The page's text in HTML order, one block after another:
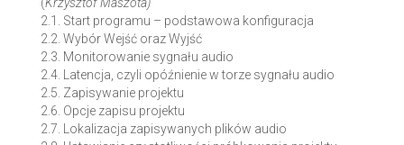
2.1. Start programu – podstawowa konfiguracja
2.2. Wybór Wejść oraz Wyjść
2.3. Monitorowanie sygnału audio
2.4. Latencja, czyli opóźnienie w torze sygnału audio
2.5. Zapisywanie projektu
2.6. Opcje zapisu projektu
2.7. Lokalizacja zapisywanych plików audio